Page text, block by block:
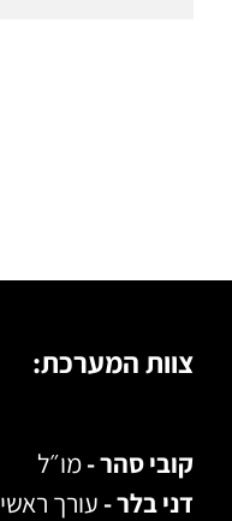
צוות המערכת:
קובי סהר -מו״ל
דני בלר - עורך ראשי